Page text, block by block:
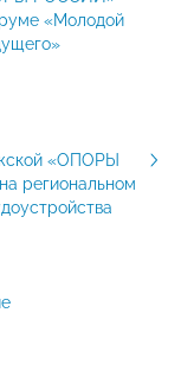
«Молодой
«ОПОРЫ
региональном